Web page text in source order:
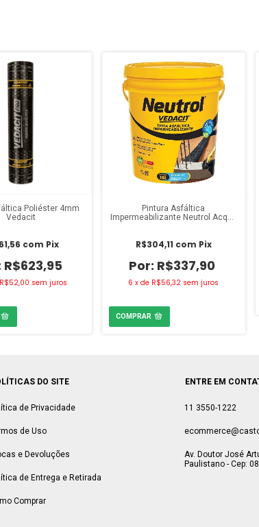
Poliéster 4mm
Vedacit
R$623,95
com Pix
R$52,00 sem juros
Pintura Asfáltica
Impermeabilizante Neutrol Acqua
R$337,90
R$304,11 com Pix
6 xde R$56,32 sem juros
DO SITE
de Privacidade
de Uso
e Devoluções
de Entrega e Retirada
Comprar
ENTRE EM
11 3550-1222
Av. Doutor José
Paulistano - Cep: